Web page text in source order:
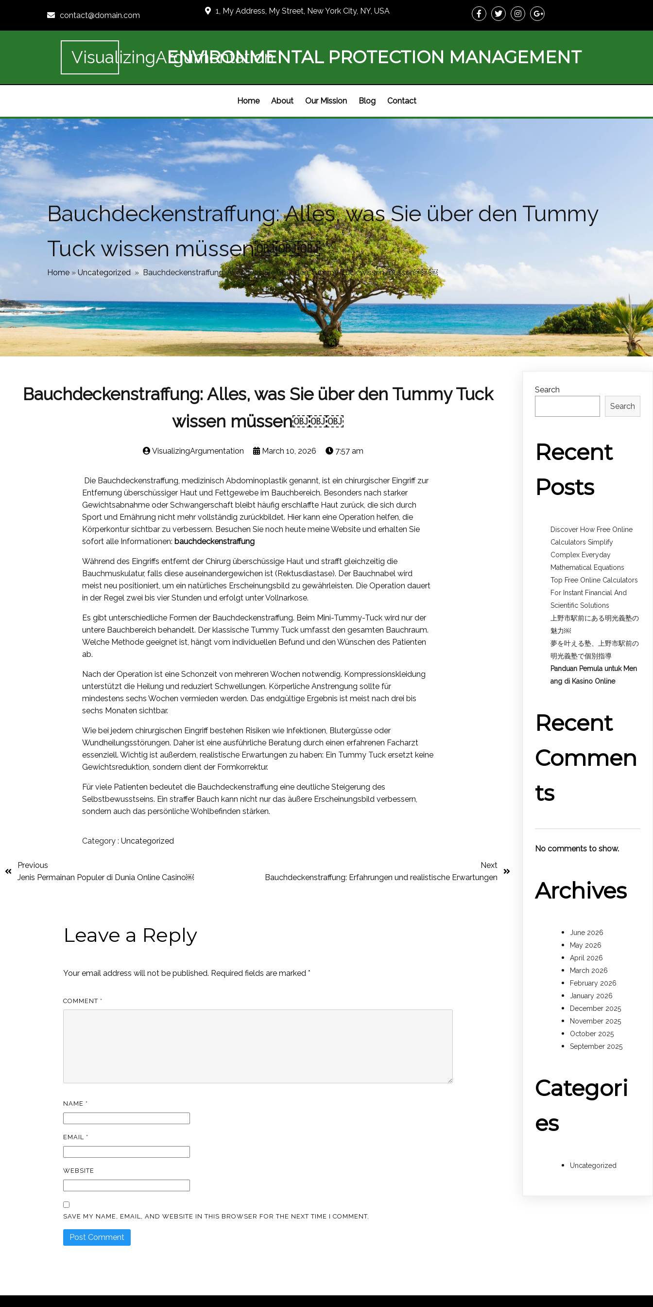
contact@domain.com 1, My Address, My Street, New York City, NY, USA
VisualizingArgumentation
ENVIRONMENTAL PROTECTION MANAGEMENT
Home About Our Mission Blog Contact
Bauchdeckenstraffung: Alles, was Sie über den Tummy
Tuck wissen müssen￼￼￼
Home » Uncategorized » Bauchdeckenstraffung: Alles, was Sie über den Tummy Tuck wissen müssen￼￼￼
Bauchdeckenstraffung: Alles, was Sie über den Tummy Tuck
wissen müssen￼￼￼
VisualizingArgumentation March 10, 2026 7:57 am
Die Bauchdeckenstraffung, medizinisch Abdominoplastik genannt, ist ein chirurgischer Eingriff zur
Entfernung überschüssiger Haut und Fettgewebe im Bauchbereich. Besonders nach starker
Gewichtsabnahme oder Schwangerschaft bleibt häufig erschlaffte Haut zurück, die sich durch
Sport und Ernährung nicht mehr vollständig zurückbildet. Hier kann eine Operation helfen, die
Körperkontur sichtbar zu verbessern. Besuchen Sie noch heute meine Website und erhalten Sie
sofort alle Informationen: bauchdeckenstraffung
Während des Eingriffs entfernt der Chirurg überschüssige Haut und strafft gleichzeitig die
Bauchmuskulatur, falls diese auseinandergewichen ist (Rektusdiastase). Der Bauchnabel wird
meist neu positioniert, um ein natürliches Erscheinungsbild zu gewährleisten. Die Operation dauert
in der Regel zwei bis vier Stunden und erfolgt unter Vollnarkose.
Es gibt unterschiedliche Formen der Bauchdeckenstraffung. Beim Mini-Tummy-Tuck wird nur der
untere Bauchbereich behandelt. Der klassische Tummy Tuck umfasst den gesamten Bauchraum.
Welche Methode geeignet ist, hängt vom individuellen Befund und den Wünschen des Patienten
ab.
Nach der Operation ist eine Schonzeit von mehreren Wochen notwendig. Kompressionskleidung
unterstützt die Heilung und reduziert Schwellungen. Körperliche Anstrengung sollte für
mindestens sechs Wochen vermieden werden. Das endgültige Ergebnis ist meist nach drei bis
sechs Monaten sichtbar.
Wie bei jedem chirurgischen Eingriff bestehen Risiken wie Infektionen, Blutergüsse oder
Wundheilungsstörungen. Daher ist eine ausführliche Beratung durch einen erfahrenen Facharzt
essenziell. Wichtig ist außerdem, realistische Erwartungen zu haben: Ein Tummy Tuck ersetzt keine
Gewichtsreduktion, sondern dient der Formkorrektur.
Für viele Patienten bedeutet die Bauchdeckenstraffung eine deutliche Steigerung des
Selbstbewusstseins. Ein straffer Bauch kann nicht nur das äußere Erscheinungsbild verbessern,
sondern auch das persönliche Wohlbefinden stärken.
Category : Uncategorized
Previous
Jenis Permainan Populer di Dunia Online Casino￼
Next
Bauchdeckenstraffung: Erfahrungen und realistische Erwartungen
Leave a Reply
Your email address will not be published. Required fields are marked*
COMMENT *
NAME *
EMAIL *
WEBSITE
SAVE MY NAME, EMAIL, AND WEBSITE IN THIS BROWSER FOR THE NEXT TIME I COMMENT.
Search
Search
Recent
Posts
Discover How Free Online
Calculators Simplify
Complex Everyday
Mathematical Equations
Top Free Online Calculators
For Instant Financial And
Scientific Solutions
上野市駅前にある明光義塾の
魅力￼
夢を叶える塾、上野市駅前の
明光義塾で個別指導
Panduan Pemula untuk Men
ang di Kasino Online
Recent
Commen
ts
No comments to show.
Archives
June 2026
May 2026
April 2026
March 2026
February 2026
January 2026
December 2025
November 2025
October 2025
September 2025
Categori
es
Uncategorized